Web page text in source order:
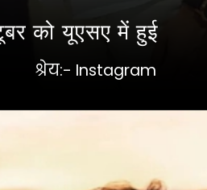
श्रेय:- Instagram
को यूएसए में हुई